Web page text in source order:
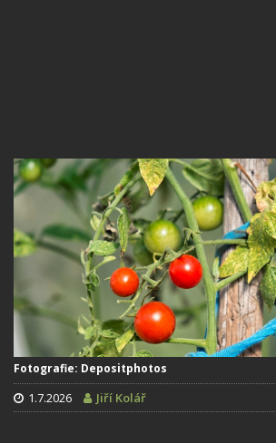
Fotografie: Depositphotos
1.7.2026 Jiří Kolář